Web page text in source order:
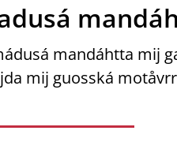
mandáhtta mij
mij guosská